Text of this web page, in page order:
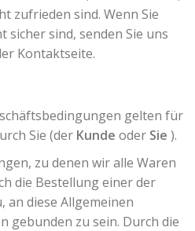
zufrieden sind. Wenn Sie
sicher sind, senden Sie uns
Kontaktseite.
gelten für
Sie (der Kunde oder Sie ).
zu denen wir alle Waren
die Bestellung einer der
an diese Allgemeinen
gebunden zu sein. Durch die